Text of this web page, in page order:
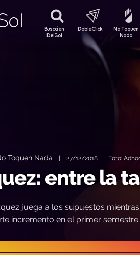
Buscá en
DelSol
DobleClick
No Toquen
Nada
Toquen Nada | 27/12/2018 | Foto:
entre la
juega a los supuestos
incremento en el primer semestre